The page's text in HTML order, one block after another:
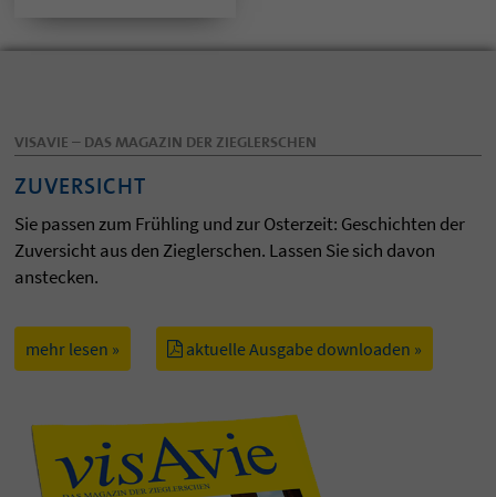
VISAVIE – DAS MAGAZIN DER ZIEGLERSCHEN
ZUVERSICHT
Sie passen zum Frühling und zur Osterzeit: Geschichten der
Zuversicht aus den Zieglerschen. Lassen Sie sich davon
anstecken.
mehr lesen » aktuelle Ausgabe downloaden »